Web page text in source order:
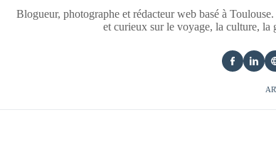
Blogueur, photographe et rédacteur web basé à
et curieux sur le voyage, la culture,